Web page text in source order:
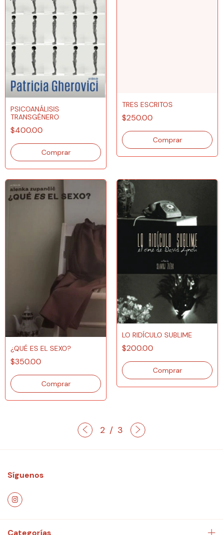
PSICOANÁLISIS
TRANSGÉNERO
$400.00
TRES ESCRITOS
$250.00
¿QUÉ ES EL SEXO?
$350.00
LO RIDÍCULO SUBLIME
$200.00
2 / 3
Síguenos
Categorías